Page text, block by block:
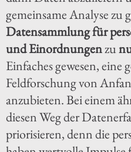
gemeinsame Analyse zu
Datensammlung für
und Einordnungenzu
Einfaches gewesen, eine
Feldforschung von
anzubieten. Bei einem
diesen Weg der
priorisieren, denn die